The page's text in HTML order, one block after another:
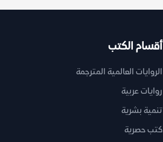
أقسام الكتب
الروايات العالمية المترجمة
روايات عربية
تنمية بشرية
كتب حصرية